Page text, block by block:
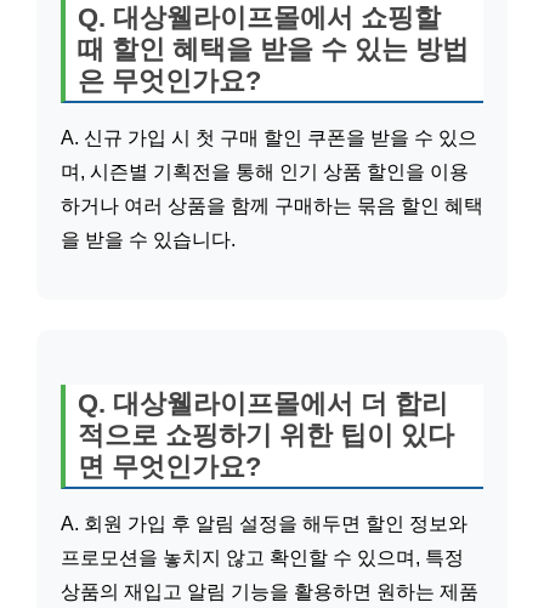
Q. 대상웰라이프몰에서 쇼핑할
때 할인 혜택을 받을 수 있는 방법
은 무엇인가요?
A. 신규 가입 시 첫 구매 할인 쿠폰을 받을 수 있으
며, 시즌별 기획전을 통해 인기 상품 할인을 이용
하거나 여러 상품을 함께 구매하는 묶음 할인 혜택
을 받을 수 있습니다.
Q. 대상웰라이프몰에서 더 합리
적으로 쇼핑하기 위한 팁이 있다
면 무엇인가요?
A. 회원 가입 후 알림 설정을 해두면 할인 정보와
프로모션을 놓치지 않고 확인할 수 있으며, 특정
상품의 재입고 알림 기능을 활용하면 원하는 제품